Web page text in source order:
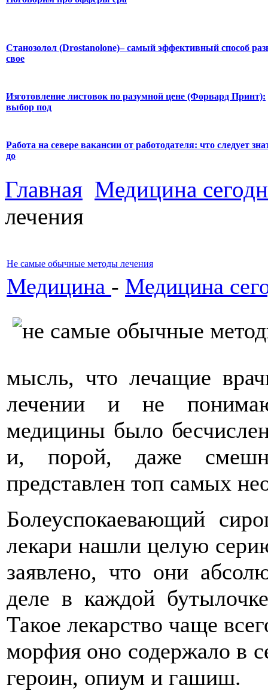
Станозолол (Drostanolone)– самый эффективный способ
свое
Изготовление листовок по разумной цене (Форвард Принт):
выбор под
Работа на севере вакансии от работодателя: что следует
до
Главная Медицина
лечения
Не самые обычные методы лечения
Медицина - Медицина
мысль, что лечащие
лечении и не
медицины было
и, порой, даже
представлен топ самых
Болеуспокаевающий
лекари нашли целую
заявлено, что они
деле в каждой
Такое лекарство чаще
морфия оно содержало в
героин, опиум и гашиш.